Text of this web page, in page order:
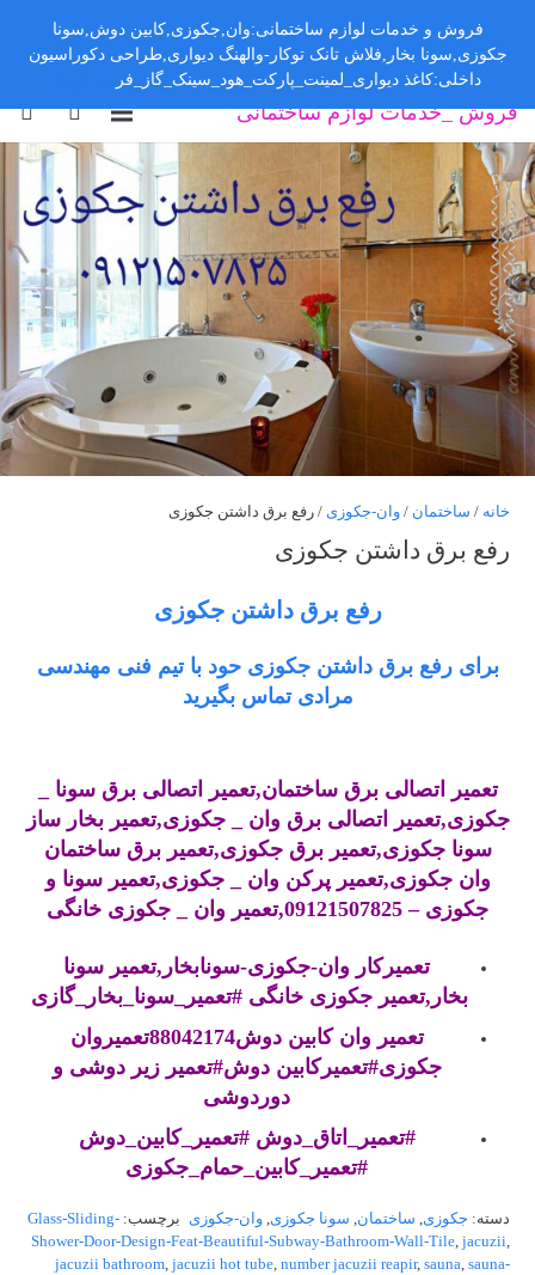
فروش _خدمات لوازم ساختمانی
خانه / ساختمان / وان-جکوزی / رفع برق داشتن جکوزی
رفع برق داشتن جکوزی
رفع برق داشتن جکوزی
برای رفع برق داشتن جکوزی حود با تیم فنی مهندسی
مرادی تماس بگیرید
تعمیر اتصالی برق ساختمان,تعمیر اتصالی برق سونا _
جکوزی,تعمیر اتصالی برق وان _ جکوزی,تعمیر بخار ساز
سونا جکوزی,تعمیر برق جکوزی,تعمیر برق ساختمان
وان جکوزی,تعمیر پرکن وان _ جکوزی,تعمیر سونا و
جکوزی – 09121507825
,تعمیر وان _ جکوزی خانگی
تعمیرکار وان-جکوزی-سونابخار,تعمیر سونا
بخار,تعمیر جکوزی خانگی #تعمیر_سونا_بخار_گازی
تعمیر وان کابین دوش88042174تعمیروان
جکوزی#تعمیرکابین دوش#تعمیر زیر دوشی و
دوردوشی
#تعمیر_اتاق_دوش #تعمیر_کابین_دوش
#تعمیر_کابین_حمام_جکوزی
دسته: جکوزی, ساختمان, سونا جکوزی, وان-جکوزی برچسب:Glass-Sliding-
Shower-Door-Design-Feat-Beautiful-Subway-Bathroom-Wall-Tile, jacuzii,
jacuzii bathroom, jacuzii hot tube, number jacuzii reapir, sauna, sauna-
فروش و خدمات لوازم ساختمانی:وان,جکوزی,کابین دوش,سونا
جکوزی,سونا بخار,فلاش تانک توکار-والهنگ دیواری,طراحی دکوراسیون
داخلی:کاغذ دیواری_لمینت_پارکت_هود_سینک_گاز_فر